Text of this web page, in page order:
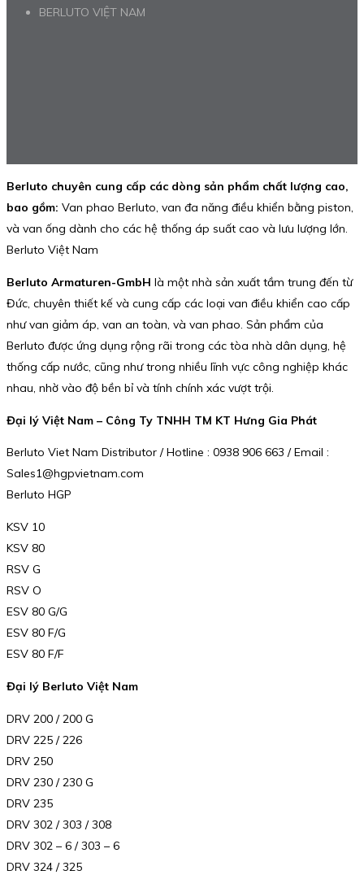
BERLUTO VIỆT NAM
Berluto chuyên cung cấp các dòng sản phẩm chất lượng cao,
bao gồm: Van phao Berluto, van đa năng điều khiển bằng piston,
và van ống dành cho các hệ thống áp suất cao và lưu lượng lớn.
Berluto Việt Nam
Berluto Armaturen-GmbH là một nhà sản xuất tầm trung đến từ
Đức, chuyên thiết kế và cung cấp các loại van điều khiển cao cấp
như van giảm áp, van an toàn, và van phao. Sản phẩm của
Berluto được ứng dụng rộng rãi trong các tòa nhà dân dụng, hệ
thống cấp nước, cũng như trong nhiều lĩnh vực công nghiệp khác
nhau, nhờ vào độ bền bỉ và tính chính xác vượt trội.
Đại lý Việt Nam – Công Ty TNHH TM KT Hưng Gia Phát
Berluto Viet Nam Distributor / Hotline : 0938 906 663 / Email :
Sales1@hgpvietnam.com
Berluto HGP
KSV 10
KSV 80
RSV G
RSV O
ESV 80 G/G
ESV 80 F/G
ESV 80 F/F
Đại lý Berluto Việt Nam
DRV 200 / 200 G
DRV 225 / 226
DRV 250
DRV 230 / 230 G
DRV 235
DRV 302 / 303 / 308
DRV 302 – 6 / 303 – 6
DRV 324 / 325